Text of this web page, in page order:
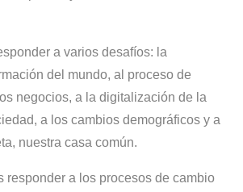
a varios desafíos: la
del mundo, al proceso de
negocios, a la digitalización de la
a los cambios demográficos y a
nuestra casa común.
responder a los procesos de cambio